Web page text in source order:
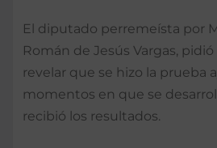
El diputado perremeísta por
Román de Jesús Vargas, pidió
revelar que se hizo la prueba
momentos en que se
recibió los resultados.